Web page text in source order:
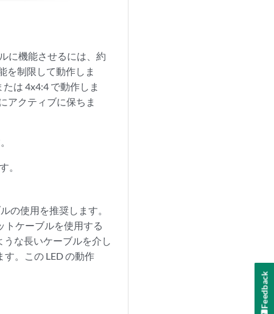
に機能させるには、約
を制限して動作しま
は 4x4:4 で動作しま
アクティブに保ちま
。
の使用を推奨します。
トケーブルを使用する
な長いケーブルを介し
。この LED の動作
Feedback